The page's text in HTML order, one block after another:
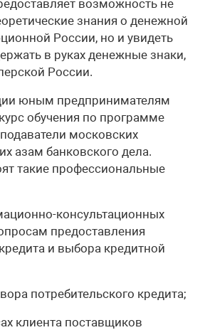
возможность не
знания о денежной
России, но и увидеть
в руках денежные знаки,
России.
юным предпринимателям
обучения по программе
московских
азам банковского дела.
такие профессиональные
консультационных
предоставления
и выбора кредитной
потребительского кредита;
клиента поставщиков